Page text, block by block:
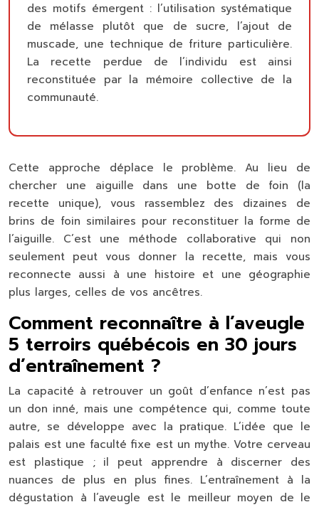
des motifs émergent : l’utilisation systématique
de mélasse plutôt que de sucre, l’ajout de
muscade, une technique de friture particulière.
La recette perdue de l’individu est ainsi
reconstituée par la mémoire collective de la
communauté.
Cette approche déplace le problème. Au lieu de
chercher une aiguille dans une botte de foin (la
recette unique), vous rassemblez des dizaines de
brins de foin similaires pour reconstituer la forme de
l’aiguille. C’est une méthode collaborative qui non
seulement peut vous donner la recette, mais vous
reconnecte aussi à une histoire et une géographie
plus larges, celles de vos ancêtres.
Comment reconnaître à l’aveugle
5 terroirs québécois en 30 jours
d’entraînement ?
La capacité à retrouver un goût d’enfance n’est pas
un don inné, mais une compétence qui, comme toute
autre, se développe avec la pratique. L’idée que le
palais est une faculté fixe est un mythe. Votre cerveau
est plastique ; il peut apprendre à discerner des
nuances de plus en plus fines. L’entraînement à la
dégustation à l’aveugle est le meilleur moyen de le